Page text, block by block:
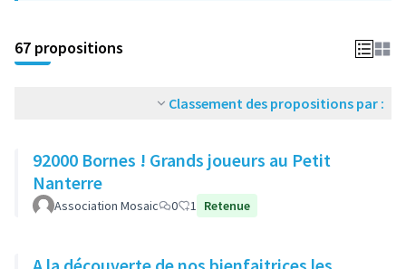
67 propositions
Classement des propositions par :
92000 Bornes ! Grands joueurs au Petit
Nanterre
Association Mosaic 0 1 Retenue